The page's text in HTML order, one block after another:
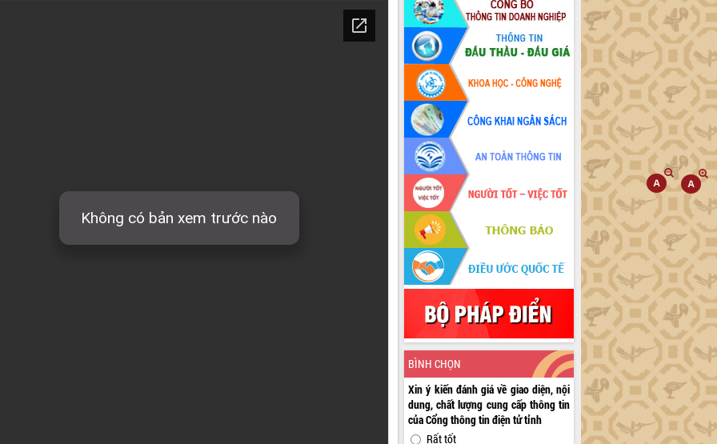
BÌNH CHỌN
Xin ý kiến đánh giá về giao diện, nội
dung, chất lượng cung cấp thông tin
của Cổng thông tin điện tử tỉnh
Rất tốt